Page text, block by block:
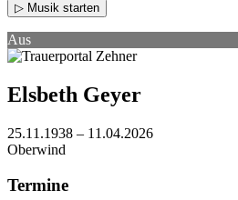
▷ Musik starten
Aus
Elsbeth Geyer
25.11.1938 – 11.04.2026
Oberwind
Termine